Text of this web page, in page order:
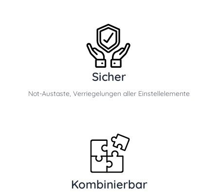
Sicher
Not-Austaste, Verriegelungen aller Einstellelemente
Kombinierbar